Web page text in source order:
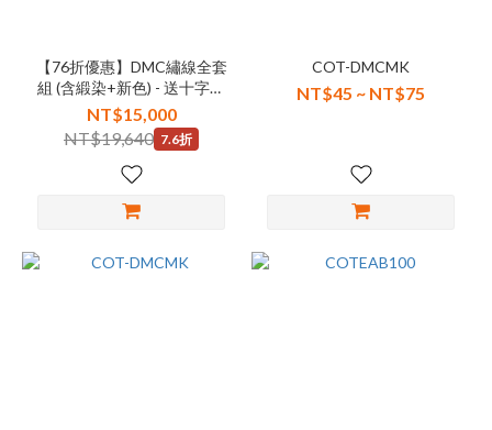
【76折優惠】DMC繡線全套
組 (含緞染+新色) - 送十字繡
書+紙圖+材料包
NT$15,000
NT$19,640 7.6折
COT-DMCMK
NT$45 ~ NT$75